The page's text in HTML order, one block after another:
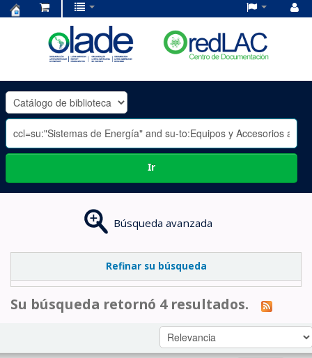
OLADE
-
Ir
Búsqueda avanzada
Refinar su búsqueda
Su búsqueda retornó 4 resultados.